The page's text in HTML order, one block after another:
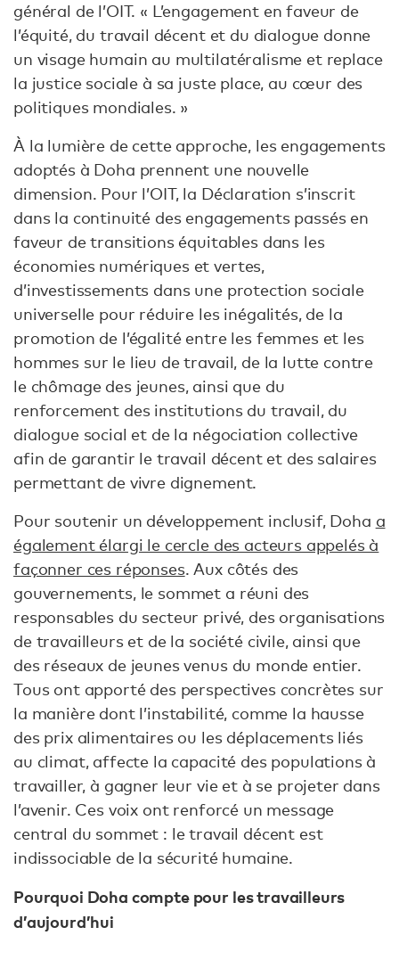
général de l’OIT. « L’engagement en faveur de
l’équité, du travail décent et du dialogue donne
un visage humain au multilatéralisme et replace
la justice sociale à sa juste place, au cœur des
politiques mondiales. »
À la lumière de cette approche, les engagements
adoptés à Doha prennent une nouvelle
dimension. Pour l’OIT, la Déclaration s’inscrit
dans la continuité des engagements passés en
faveur de transitions équitables dans les
économies numériques et vertes,
d’investissements dans une protection sociale
universelle pour réduire les inégalités, de la
promotion de l’égalité entre les femmes et les
hommes sur le lieu de travail, de la lutte contre
le chômage des jeunes, ainsi que du
renforcement des institutions du travail, du
dialogue social et de la négociation collective
afin de garantir le travail décent et des salaires
permettant de vivre dignement.
Pour soutenir un développement inclusif, Doha a
également élargi le cercle des acteurs appelés à
façonner ces réponses. Aux côtés des
gouvernements, le sommet a réuni des
responsables du secteur privé, des organisations
de travailleurs et de la société civile, ainsi que
des réseaux de jeunes venus du monde entier.
Tous ont apporté des perspectives concrètes sur
la manière dont l’instabilité, comme la hausse
des prix alimentaires ou les déplacements liés
au climat, affecte la capacité des populations à
travailler, à gagner leur vie et à se projeter dans
l’avenir. Ces voix ont renforcé un message
central du sommet : le travail décent est
indissociable de la sécurité humaine.
Pourquoi Doha compte pour les travailleurs
d’aujourd’hui